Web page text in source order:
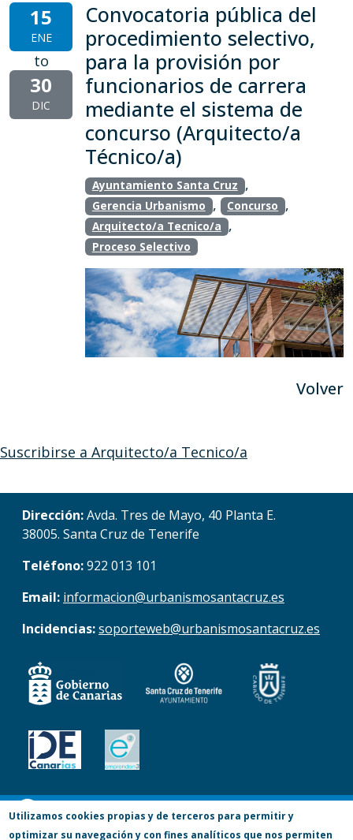
15
ENE
to
30
DIC
Convocatoria pública del
procedimiento selectivo,
para la provisión por
funcionarios de carrera
mediante el sistema de
concurso (Arquitecto/a
Técnico/a)
Ayuntamiento Santa Cruz ,
Gerencia Urbanismo , Concurso ,
Arquitecto/a Tecnico/a ,
Proceso Selectivo
Volver
Suscribirse a Arquitecto/a Tecnico/a
Dirección:Avda. Tres de Mayo, 40 Planta E.
38005. Santa Cruz de Tenerife
Teléfono:922 013 101
Email: informacion@urbanismosantacruz.es
Incidencias:soporteweb@urbanismosantacruz.es
© Copyright 2017. Todos los derechos
Utilizamos cookies propias y de terceros para permitir y
optimizar su navegación y con fines analíticos que nos permiten